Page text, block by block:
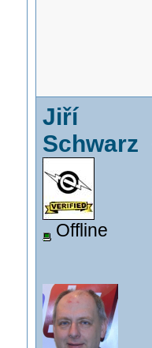
Jiří
Schwarz
Offline